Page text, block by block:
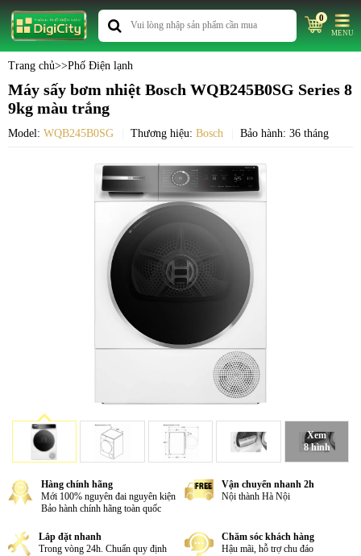
0
MENU
Trang chủ>>Phố Điện lạnh
Máy sấy bơm nhiệt Bosch WQB245B0SG Series 8
9kg màu trắng
Model: WQB245B0SG Thương hiệu: Bosch Bảo hành: 36 tháng
Xem
8 hình
Hàng chính hãng
Mới 100% nguyên đai nguyên kiện
Bảo hành chính hãng toàn quốc
Vận chuyển nhanh 2h
Nội thành Hà Nội
Lắp đặt nhanh
Trong vòng 24h. Chuẩn quy định
Chăm sóc khách hàng
Hậu mãi, hỗ trợ chu đáo